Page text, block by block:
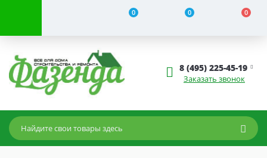
0 0 0
8 (495) 225-45-19
Заказать звонок